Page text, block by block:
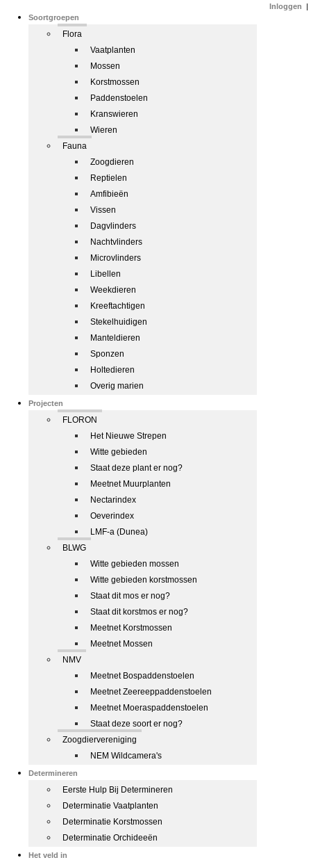
Soortgroepen
Flora
Vaatplanten
Mossen
Korstmossen
Paddenstoelen
Kranswieren
Wieren
Fauna
Zoogdieren
Reptielen
Amfibieën
Vissen
Dagvlinders
Nachtvlinders
Microvlinders
Libellen
Weekdieren
Kreeftachtigen
Stekelhuidigen
Manteldieren
Sponzen
Holtedieren
Overig marien
Projecten
FLORON
Het Nieuwe Strepen
Witte gebieden
Staat deze plant er nog?
Meetnet Muurplanten
Nectarindex
Oeverindex
LMF-a (Dunea)
BLWG
Witte gebieden mossen
Witte gebieden korstmossen
Staat dit mos er nog?
Staat dit korstmos er nog?
Meetnet Korstmossen
Meetnet Mossen
NMV
Meetnet Bospaddenstoelen
Meetnet Zeereeppaddenstoelen
Meetnet Moeraspaddenstoelen
Staat deze soort er nog?
Zoogdiervereniging
NEM Wildcamera's
Determineren
Eerste Hulp Bij Determineren
Determinatie Vaatplanten
Determinatie Korstmossen
Determinatie Orchideeën
Het veld in
Inloggen |